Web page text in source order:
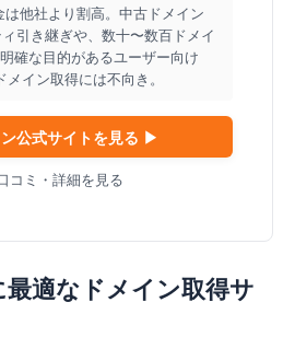
は他社より割高。中古ドメイン
引き継ぎや、数十〜数百ドメイ
確な目的があるユーザー向け
イン取得には不向き。
公式サイトを見る ▶
コミ・詳細を見る
適なドメイン取得サ